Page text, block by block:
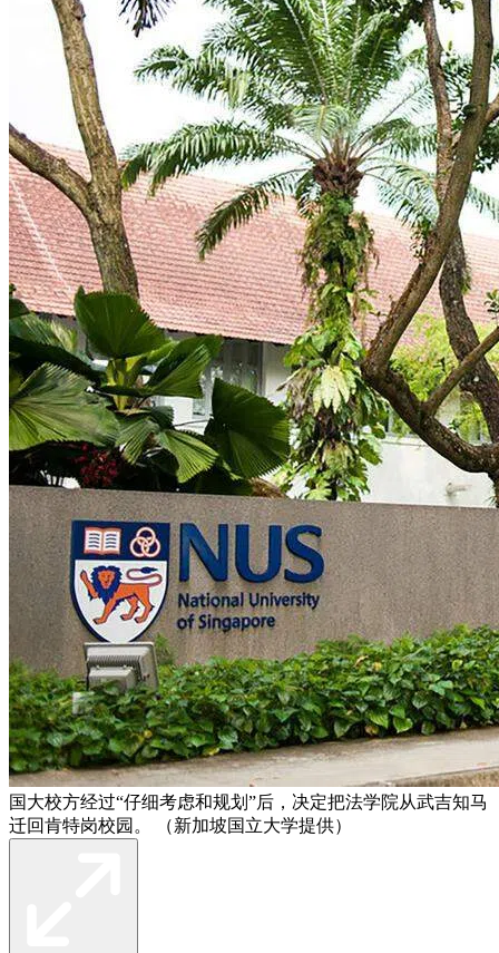
国大校方经过“仔细考虑和规划”后，决定把法学院从武吉知马
迁回肯特岗校园。 （新加坡国立大学提供）